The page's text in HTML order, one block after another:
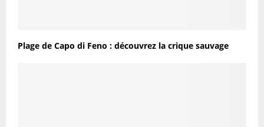
Plage de Capo di Feno : découvrez la crique sauvage